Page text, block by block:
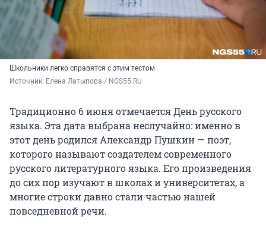
Школьники легко справятся с этим тестом
Источник: Елена Латыпова / NGS55.RU
Традиционно 6 июня отмечается День русского
языка. Эта дата выбрана неслучайно: именно в
этот день родился Александр Пушкин — поэт,
которого называют создателем современного
русского литературного языка. Его произведения
до сих пор изучают в школах и университетах, а
многие строки давно стали частью нашей
повседневной речи.